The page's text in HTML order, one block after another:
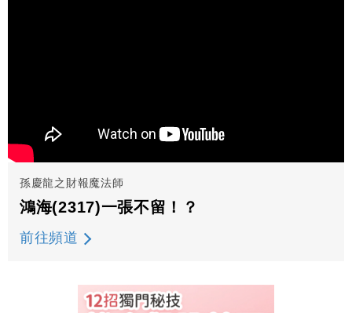
孫慶龍之財報魔法師
鴻海(2317)一張不留！？
前往頻道